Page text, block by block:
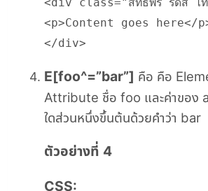
<div class="สิทธิพร รดิส ไท
<p>Content goes here</
</div>
E[foo^=”bar”] คือ คือ
Attribute ชื่อ foo และค่าของ
ใดส่วนหนึ่งขึ้นต้นด้วยคำว่า bar
ตัวอย่างที่ 4
CSS: